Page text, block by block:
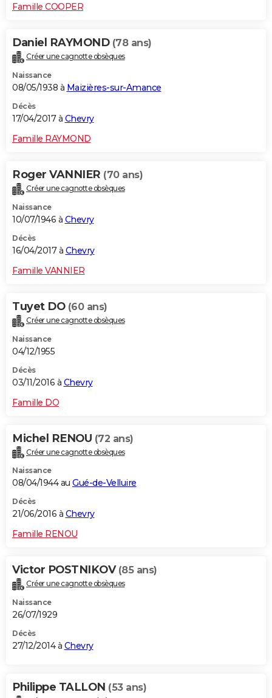
Famille COOPER
Daniel RAYMOND (78 ans)
Créer une cagnotte obsèques
Naissance
08/05/1938 à Maizières-sur-Amance
Décès
17/04/2017 à Chevry
Famille RAYMOND
Roger VANNIER (70 ans)
Créer une cagnotte obsèques
Naissance
10/07/1946 à Chevry
Décès
16/04/2017 à Chevry
Famille VANNIER
Tuyet DO (60 ans)
Créer une cagnotte obsèques
Naissance
04/12/1955
Décès
03/11/2016 à Chevry
Famille DO
Michel RENOU (72 ans)
Créer une cagnotte obsèques
Naissance
08/04/1944 au Gué-de-Velluire
Décès
21/06/2016 à Chevry
Famille RENOU
Victor POSTNIKOV (85 ans)
Créer une cagnotte obsèques
Naissance
26/07/1929
Décès
27/12/2014 à Chevry
Philippe TALLON (53 ans)